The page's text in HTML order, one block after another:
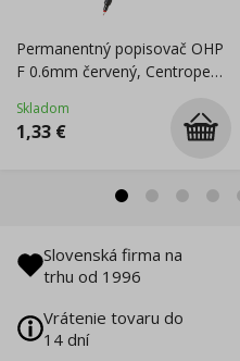
Permanentný popisovač OHP
F 0.6mm červený, Centropen
Skladom
1,33 €
Slovenská firma na
trhu od 1996
Vrátenie tovaru do
14 dní